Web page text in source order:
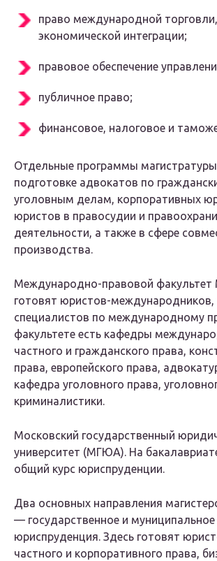
право международной
экономической интеграции;
правовое обеспечение
публичное право;
финансовое, налоговое и
Отдельные программы
подготовке адвокатов по
уголовным делам, корпоративных
юристов в правосудии и
деятельности, а также в сфере
производства.
Международно-правовой
готовят юристов-международников,
специалистов по международному
факультете есть кафедры
частного и гражданского права,
права, европейского права,
кафедра уголовного права,
криминалистики.
Московский государственный
университет (МГЮА). На
общий курс юриспруденции.
Два основных направления
— государственное и муниципальное
юриспруденция. Здесь готовят
частного и корпоративного права,